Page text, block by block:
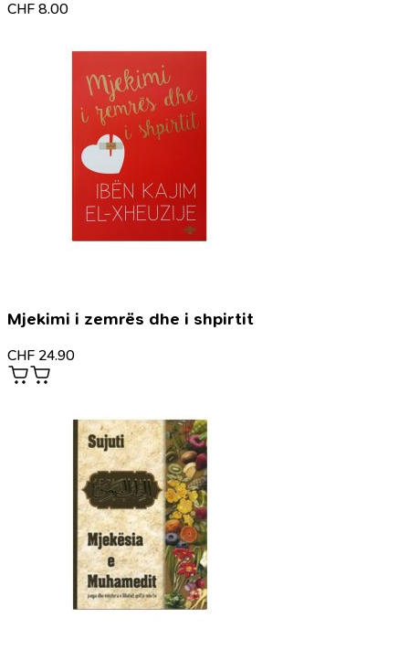
CHF 8.00
Mjekimi i zemrës dhe i shpirtit
CHF 24.90